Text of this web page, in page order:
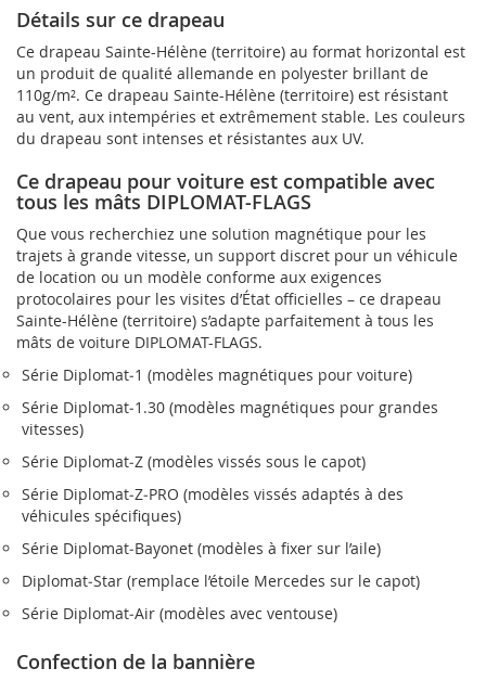
Détails sur ce drapeau
Ce drapeau Sainte-Hélène (territoire) au format horizontal est
un produit de qualité allemande en polyester brillant de
110g/m². Ce drapeau Sainte-Hélène (territoire) est résistant
au vent, aux intempéries et extrêmement stable. Les couleurs
du drapeau sont intenses et résistantes aux UV.
Ce drapeau pour voiture est compatible avec
tous les mâts DIPLOMAT-FLAGS
Que vous recherchiez une solution magnétique pour les
trajets à grande vitesse, un support discret pour un véhicule
de location ou un modèle conforme aux exigences
protocolaires pour les visites d’État officielles – ce drapeau
Sainte-Hélène (territoire) s’adapte parfaitement à tous les
mâts de voiture DIPLOMAT-FLAGS.
Série Diplomat‑1 (modèles magnétiques pour voiture)
Série Diplomat‑1.30 (modèles magnétiques pour grandes
vitesses)
Série Diplomat‑Z (modèles vissés sous le capot)
Série Diplomat‑Z‑PRO (modèles vissés adaptés à des
véhicules spécifiques)
Série Diplomat‑Bayonet (modèles à fixer sur l’aile)
Diplomat‑Star (remplace l’étoile Mercedes sur le capot)
Série Diplomat‑Air (modèles avec ventouse)
Confection de la bannière